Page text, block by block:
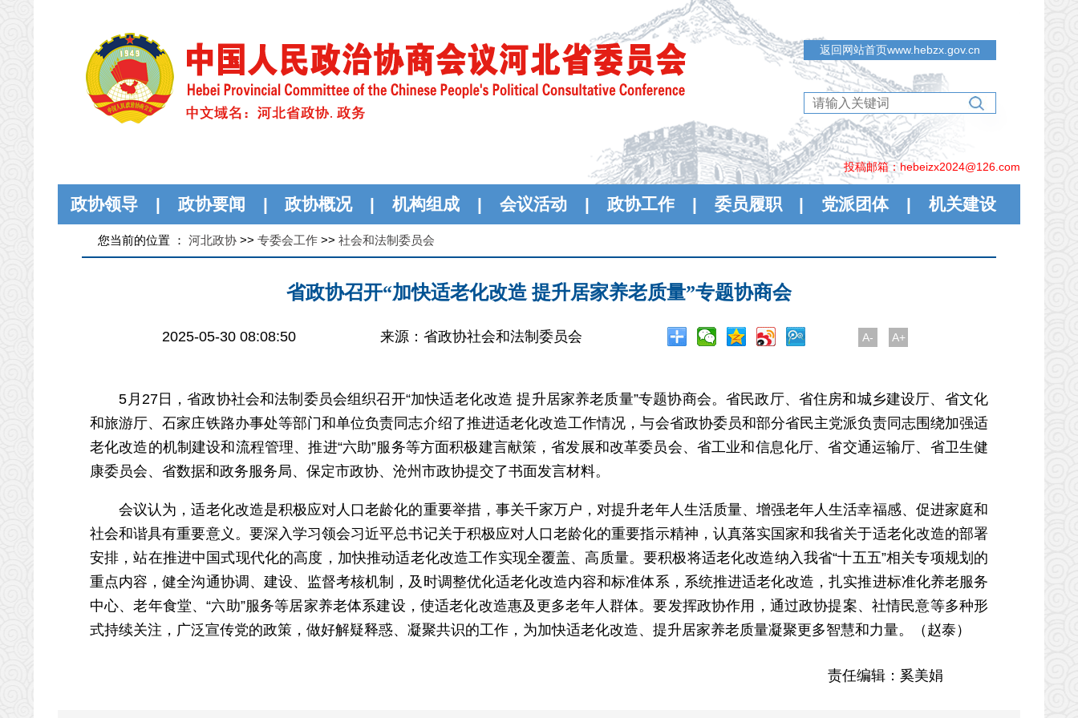
返回网站首页www.hebzx.gov.cn
投稿邮箱：hebeizx2024@126.com
政协领导 | 政协要闻 | 政协概况 | 机构组成 | 会议活动 | 政协工作 | 委员履职 | 党派团体 | 机关建设
您当前的位置 ： 河北政协 >> 专委会工作 >> 社会和法制委员会
省政协召开“加快适老化改造 提升居家养老质量”专题协商会
2025-05-30 08:08:50 来源：省政协社会和法制委员会 A- A+
5月27日，省政协社会和法制委员会组织召开“加快适老化改造 提升居家养老质量”专题协商会。省民政厅、省住房和城乡建设厅、省文化
和旅游厅、石家庄铁路办事处等部门和单位负责同志介绍了推进适老化改造工作情况，与会省政协委员和部分省民主党派负责同志围绕加强适
老化改造的机制建设和流程管理、推进“六助”服务等方面积极建言献策，省发展和改革委员会、省工业和信息化厅、省交通运输厅、省卫生健
康委员会、省数据和政务服务局、保定市政协、沧州市政协提交了书面发言材料。
会议认为，适老化改造是积极应对人口老龄化的重要举措，事关千家万户，对提升老年人生活质量、增强老年人生活幸福感、促进家庭和
社会和谐具有重要意义。要深入学习领会习近平总书记关于积极应对人口老龄化的重要指示精神，认真落实国家和我省关于适老化改造的部署
安排，站在推进中国式现代化的高度，加快推动适老化改造工作实现全覆盖、高质量。要积极将适老化改造纳入我省“十五五”相关专项规划的
重点内容，健全沟通协调、建设、监督考核机制，及时调整优化适老化改造内容和标准体系，系统推进适老化改造，扎实推进标准化养老服务
中心、老年食堂、“六助”服务等居家养老体系建设，使适老化改造惠及更多老年人群体。要发挥政协作用，通过政协提案、社情民意等多种形
式持续关注，广泛宣传党的政策，做好解疑释惑、凝聚共识的工作，为加快适老化改造、提升居家养老质量凝聚更多智慧和力量。（赵泰）
责任编辑：奚美娟